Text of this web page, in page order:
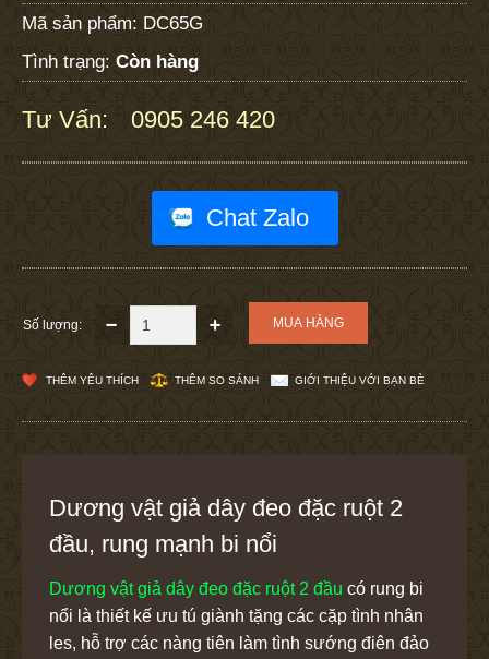
Mã sản phẩm: DC65G
Tình trạng: Còn hàng
Tư Vấn: 0905 246 420
Chat Zalo
Số lượng:
THÊM YÊU THÍCH THÊM SO SÁNH GIỚI THIỆU VỚI BẠN BÈ
Dương vật giả dây đeo đặc ruột 2
đầu, rung mạnh bi nổi
Dương vật giả dây đeo đặc ruột 2 đầu có rung bi
nổi là thiết kế ưu tú giành tặng các cặp tình nhân
les, hỗ trợ các nàng tiên làm tình sướng điên đảo